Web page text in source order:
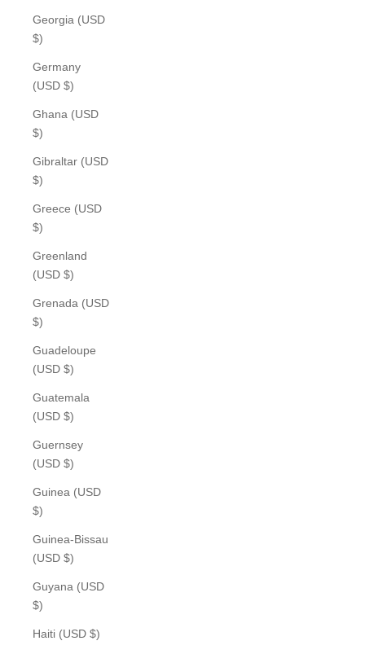
Georgia (USD
$)
Germany
(USD $)
Ghana (USD
$)
Gibraltar (USD
$)
Greece (USD
$)
Greenland
(USD $)
Grenada (USD
$)
Guadeloupe
(USD $)
Guatemala
(USD $)
Guernsey
(USD $)
Guinea (USD
$)
Guinea-Bissau
(USD $)
Guyana (USD
$)
Haiti (USD $)